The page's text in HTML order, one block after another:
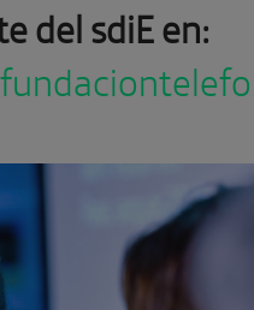
del sdiE en: